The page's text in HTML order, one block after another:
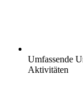
Umfassende
Aktivitäten